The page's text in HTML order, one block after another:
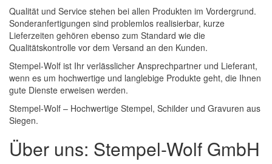
Qualität und Service stehen bei allen Produkten im Vordergrund.
Sonderanfertigungen sind problemlos realisierbar, kurze
Lieferzeiten gehören ebenso zum Standard wie die
Qualitätskontrolle vor dem Versand an den Kunden.
Stempel-Wolf ist Ihr verlässlicher Ansprechpartner und Lieferant,
wenn es um hochwertige und langlebige Produkte geht, die Ihnen
gute Dienste erweisen werden.
Stempel-Wolf – Hochwertige Stempel, Schilder und Gravuren aus
Siegen.
Über uns: Stempel-Wolf GmbH